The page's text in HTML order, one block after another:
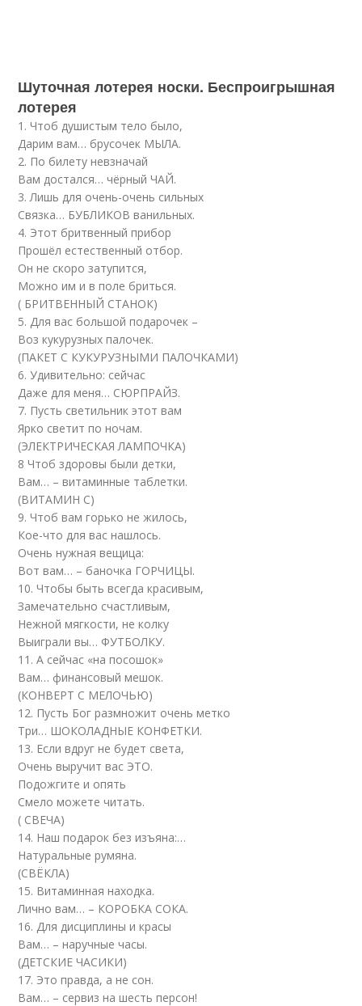
Шуточная лотерея носки. Беспроигрышная
лотерея
1. Чтоб душистым тело было,
Дарим вам… брусочек МЫЛА.
2. По билету невзначай
Вам достался… чёрный ЧАЙ.
3. Лишь для очень-очень сильных
Связка… БУБЛИКОВ ванильных.
4. Этот бритвенный прибор
Прошёл естественный отбор.
Он не скоро затупится,
Можно им и в поле бриться.
( БРИТВЕННЫЙ СТАНОК)
5. Для вас большой подарочек –
Воз кукурузных палочек.
(ПАКЕТ С КУКУРУЗНЫМИ ПАЛОЧКАМИ)
6. Удивительно: сейчас
Даже для меня… СЮРПРАЙЗ.
7. Пусть светильник этот вам
Ярко светит по ночам.
(ЭЛЕКТРИЧЕСКАЯ ЛАМПОЧКА)
8 Чтоб здоровы были детки,
Вам… – витаминные таблетки.
(ВИТАМИН С)
9. Чтоб вам горько не жилось,
Кое-что для вас нашлось.
Очень нужная вещица:
Вот вам… – баночка ГОРЧИЦЫ.
10. Чтобы быть всегда красивым,
Замечательно счастливым,
Нежной мягкости, не колку
Выиграли вы… ФУТБОЛКУ.
11. А сейчас «на посошок»
Вам… финансовый мешок.
(КОНВЕРТ С МЕЛОЧЬЮ)
12. Пусть Бог размножит очень метко
Три… ШОКОЛАДНЫЕ КОНФЕТКИ.
13. Если вдруг не будет света,
Очень выручит вас ЭТО.
Подожгите и опять
Смело можете читать.
( СВЕЧА)
14. Наш подарок без изъяна:…
Натуральные румяна.
(СВЁКЛА)
15. Витаминная находка.
Лично вам… – КОРОБКА СОКА.
16. Для дисциплины и красы
Вам… – наручные часы.
(ДЕТСКИЕ ЧАСИКИ)
17. Это правда, а не сон.
Вам… – сервиз на шесть персон!